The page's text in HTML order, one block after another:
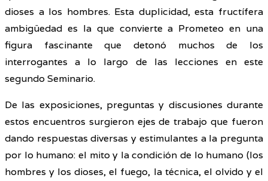
dioses a los hombres. Esta duplicidad, esta fructífera
ambigüedad es la que convierte a Prometeo en una
figura fascinante que detonó muchos de los
interrogantes a lo largo de las lecciones en este
segundo Seminario.
De las exposiciones, preguntas y discusiones durante
estos encuentros surgieron ejes de trabajo que fueron
dando respuestas diversas y estimulantes a la pregunta
por lo humano: el mito y la condición de lo humano (los
hombres y los dioses, el fuego, la técnica, el olvido y el